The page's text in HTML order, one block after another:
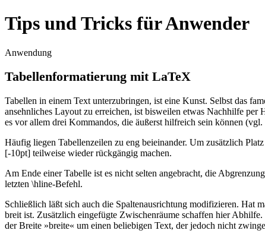
Tips und Tricks für Anwender
Anwendung
Tabellenformatierung mit LaTeX
Tabellen in einem Text unterzubringen, ist eine Kunst. Selbst das
ansehnliches Layout zu erreichen, ist bisweilen etwas Nachhilfe per
es vor allem drei Kommandos, die äußerst hilfreich sein können
Häufig liegen Tabellenzeilen zu eng beieinander. Um zusätzlich
[-10pt] teilweise wieder rückgängig machen.
Am Ende einer Tabelle ist es nicht selten angebracht, die
letzten \hline-Befehl.
Schließlich läßt sich auch die Spaltenausrichtung modifizieren. Hat
breit ist. Zusätzlich eingefügte Zwischenräume schaffen hier
der Breite »breite« um einen beliebigen Text, der jedoch nicht